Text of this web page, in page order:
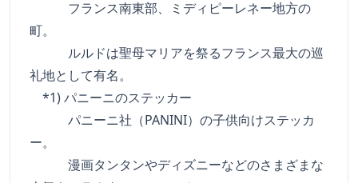
フランス南東部、ミディピーレネー地方の
町。
ルルドは聖母マリアを祭るフランス最大の巡
礼地として有名。
*1) パニーニのステッカー
パニーニ社（PANINI）の子供向けステッカ
ー。
漫画タンタンやディズニーなどのさまざまな